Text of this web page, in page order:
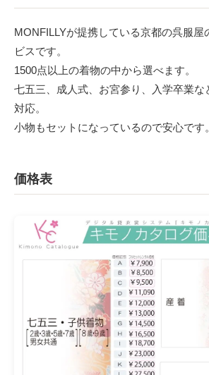
MONFILLYが提携している京都の呉服屋
ビスです。
1500点以上の着物の中から選べます。
七五三、成人式、お宮参り、入学卒業な
対応。
小物もセットになっているので安心です。
価格表